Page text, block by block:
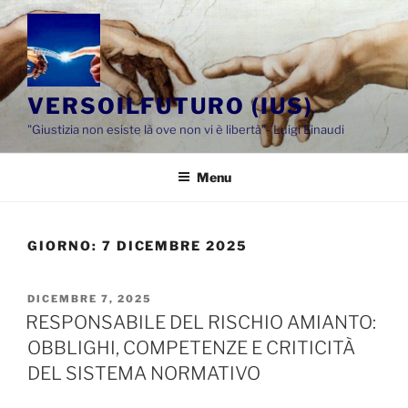
Salta
al
contenuto
VERSOILFUTURO (IUS)
"Giustizia non esiste là ove non vi è libertà"- Luigi Einaudi
Menu
GIORNO: 7 DICEMBRE 2025
PUBBLICATO
IL
DICEMBRE 7, 2025
RESPONSABILE DEL RISCHIO AMIANTO:
OBBLIGHI, COMPETENZE E CRITICITÀ
DEL SISTEMA NORMATIVO